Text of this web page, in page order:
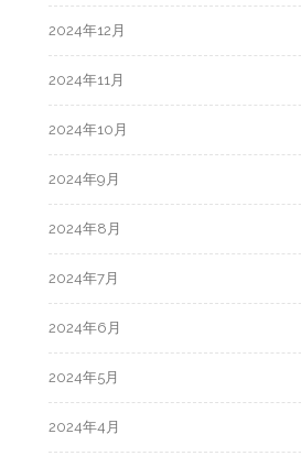
2024年12月
2024年11月
2024年10月
2024年9月
2024年8月
2024年7月
2024年6月
2024年5月
2024年4月